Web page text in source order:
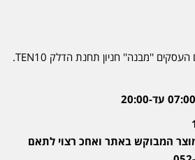
האילן 4 אור עקיבא - מתחם העסקים ''מבנה'' חניון תחנת הדלק TEN10.
המבוקש באתר ואחכ רצוי לתאם